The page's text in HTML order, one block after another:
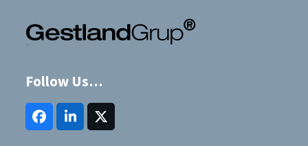
Follow Us…
FacebookLinkedInTwitter
(deprecated)